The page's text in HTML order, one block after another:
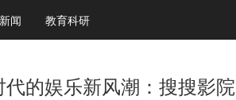
闻 教育科研
的娱乐新风潮：搜搜影院